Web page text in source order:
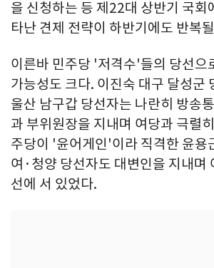
을 신청하는 등 제22대 상반기 국회
타난 견제 전략이 하반기에도 반복
이른바 민주당 '저격수'들의 당선으
가능성도 크다. 이진숙 대구 달성군
울산 남구갑 당선자는 나란히 방송
과 부위원장을 지내며 여당과 극렬
주당이 '윤어게인'이라 직격한 윤용
여·청양 당선자도 대변인을 지내며
선에 서 있었다.